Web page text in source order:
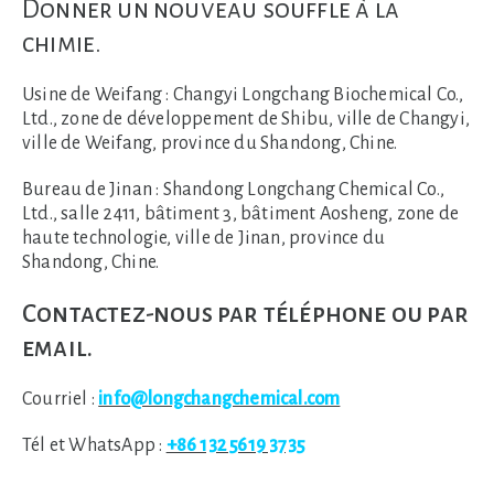
Donner un nouveau souffle à la
chimie.
Usine de Weifang : Changyi Longchang Biochemical Co.,
Ltd., zone de développement de Shibu, ville de Changyi,
ville de Weifang, province du Shandong, Chine.
Bureau de Jinan : Shandong Longchang Chemical Co.,
Ltd., salle 2411, bâtiment 3, bâtiment Aosheng, zone de
haute technologie, ville de Jinan, province du
Shandong, Chine.
Contactez-nous par téléphone ou par
email.
Courriel : info@longchangchemical.com
Tél et WhatsApp : +86 132 5619 3735